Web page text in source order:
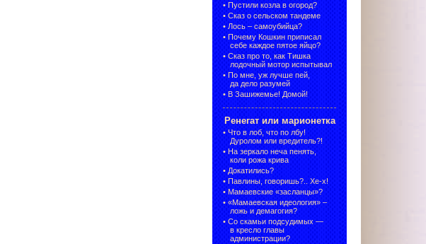
• Пустили козла в огород?
• Сказ о сельском тандеме
• Лось – самоубийца?
• Почему Кошкин приписал
себе каждое пятое яйцо?
• Сказ про то, как Тишка
лодочный мотор испытывал
• По мне, уж лучше пей,
да дело разумей
• В Зашижемье! Домой!
Ренегат или марионетка
• Что в лоб, что по лбу!
Дуролом или вредитель?!
• На зеркало неча пенять,
коли рожа крива
• Докатились?
• Павлины, говоришь?.. Хе-х!
• Мамаевские «засланцы»?
• «Мамаевская идеология» –
ложь и демагогия?
• Со скамьи подсудимых —
в кресло главы
администрации?